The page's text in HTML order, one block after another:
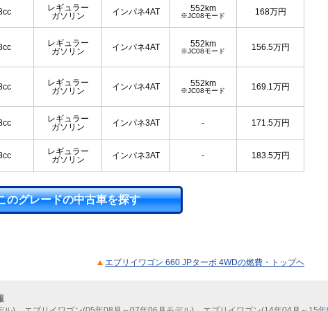
レギュラー
ガソリン
インパネ4AT 552km
※JC08モード 168万円
レギュラー
ガソリン
インパネ4AT 552km
※JC08モード 156.5万円
レギュラー
ガソリン
インパネ4AT 552km
※JC08モード 169.1万円
レギュラー
ガソリン
インパネ3AT - 171.5万円
レギュラー
ガソリン
インパネ3AT - 183.5万円
のグレードの中古車を探す
エブリイワゴン 660 JPターボ 4WDの燃費・トップヘ